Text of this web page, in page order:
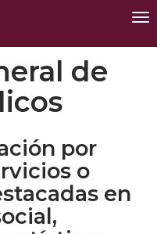
de
por
o
en